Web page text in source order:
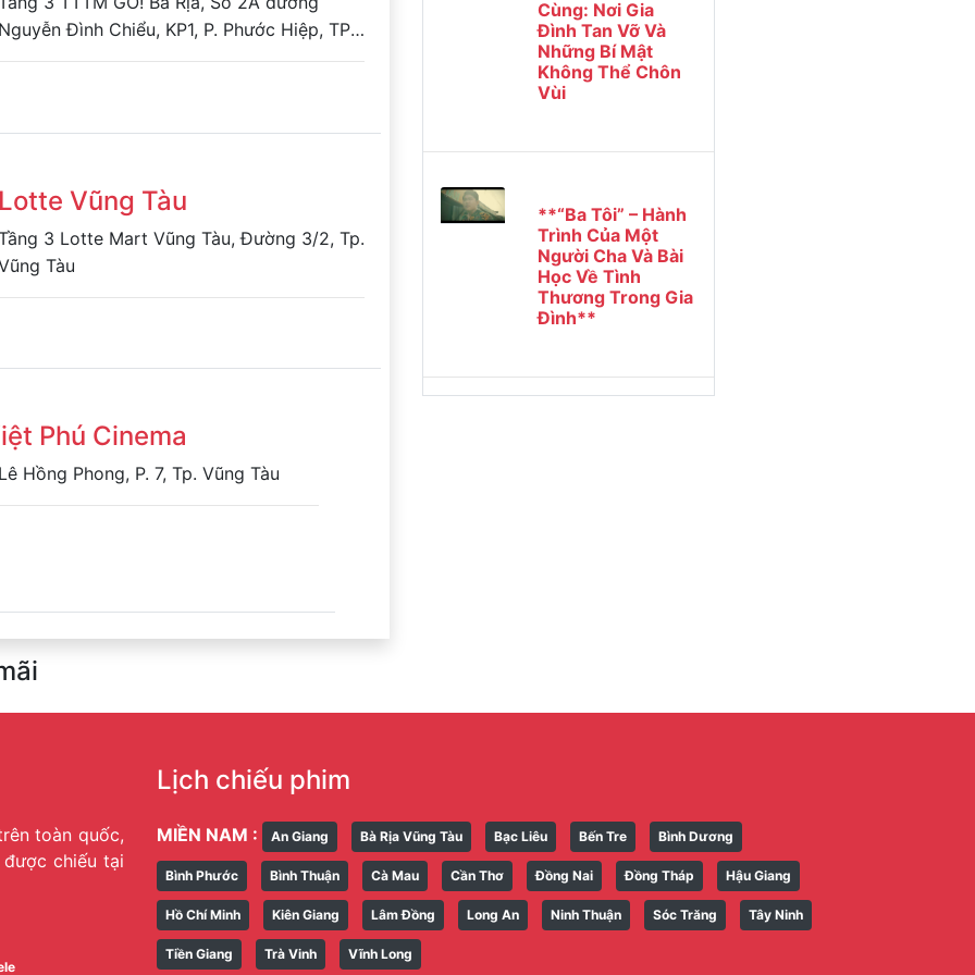
Đình Chiểu, KP1, P. Phước Hiệp, TP.
Rịa, Tỉnh Bà Rịa-Vũng Tàu
Vũng Tàu
3 Lotte Mart Vũng Tàu, Đường 3/2, Tp.
Tàu
Phú Cinema
Hồng Phong, P. 7, Tp. Vũng Tàu
Cùng: Nơi Gia
Đình Tan Vỡ Và
Những Bí Mật
Không Thể Chôn
Vùi
**“Ba Tôi” – Hành
Trình Của Một
Người Cha Và Bài
Học Về Tình
Thương Trong Gia
Đình**
toàn quốc,
chiếu tại
Lịch chiếu phim
MIỀN NAM : An Giang Bà Rịa Vũng Tàu Bạc Liêu Bến Tre Bình Dương
Bình Phước Bình Thuận Cà Mau Cần Thơ Đồng Nai Đồng Tháp Hậu Giang
Hồ Chí Minh Kiên Giang Lâm Đồng Long An Ninh Thuận Sóc Trăng Tây Ninh
Tiền Giang Trà Vinh Vĩnh Long